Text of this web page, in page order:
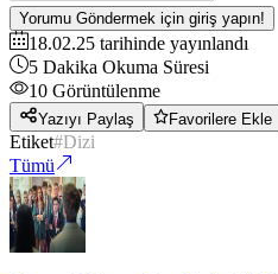
Yorumu Göndermek için giriş yapın!
18.02.25 tarihinde yayınlandı
5 Dakika Okuma Süresi
10 Görüntülenme
Yazıyı Paylaş Favorilere Ekle
Etiket#Dizi
Tümü